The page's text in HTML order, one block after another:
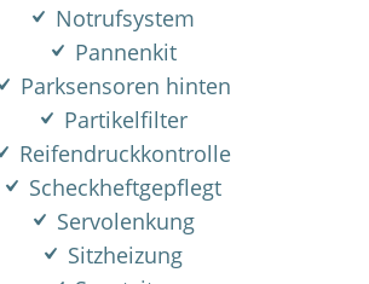
Notrufsystem
Pannenkit
Parksensoren hinten
Partikelfilter
Reifendruckkontrolle
Scheckheftgepflegt
Servolenkung
Sitzheizung